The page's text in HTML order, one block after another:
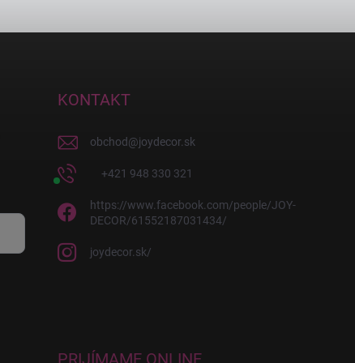
KONTAKT
obchod@joydecor.sk
+421 948 330 321
https://www.facebook.com/people/JOY-
DECOR/61552187031434/
joydecor.sk/
PRIJÍMAME ONLINE